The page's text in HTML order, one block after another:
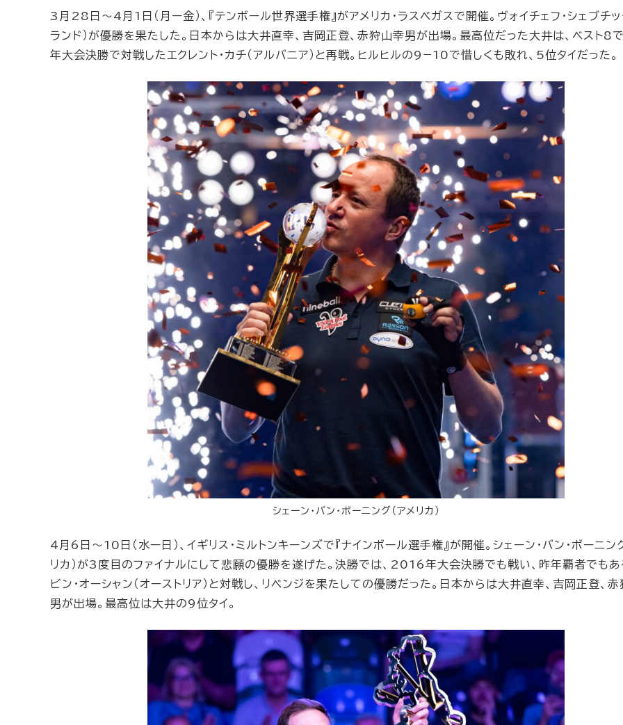
3月28日〜4月1日（月ー金）、『テンボール世界選手権』がアメリカ・ラスベガスで開催。ヴォイチェフ・シェブチッ
ランド）が優勝を果たした。日本からは大井直幸、吉岡正登、赤狩山幸男が出場。最高位だった大井は、ベスト8
年大会決勝で対戦したエクレント・カチ（アルバニア）と再戦。ヒルヒルの9−10で惜しくも敗れ、5位タイだった。
シェーン・バン・ボーニング（アメリカ）
4月6日〜10日（水ー日）、イギリス・ミルトンキーンズで『ナインボール選手権』が開催。シェーン・バン・ボーニン
リカ）が3度目のファイナルにして悲願の優勝を遂げた。決勝では、2016年大会決勝でも戦い、昨年覇者でもあ
ビン・オーシャン（オーストリア）と対戦し、リベンジを果たしての優勝だった。日本からは大井直幸、吉岡正登、
男が出場。最高位は大井の9位タイ。